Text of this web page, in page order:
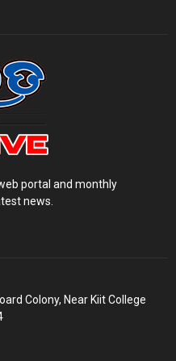
portal and monthly
news.
Colony, Near Kiit College